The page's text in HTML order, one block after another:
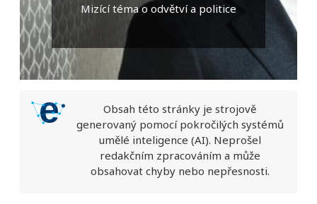
Mizící téma o odvětví a politice
Obsah této stránky je strojově
generovaný pomocí pokročilých systémů
umělé inteligence (AI). Neprošel
redakčním zpracováním a může
obsahovat chyby nebo nepřesnosti.